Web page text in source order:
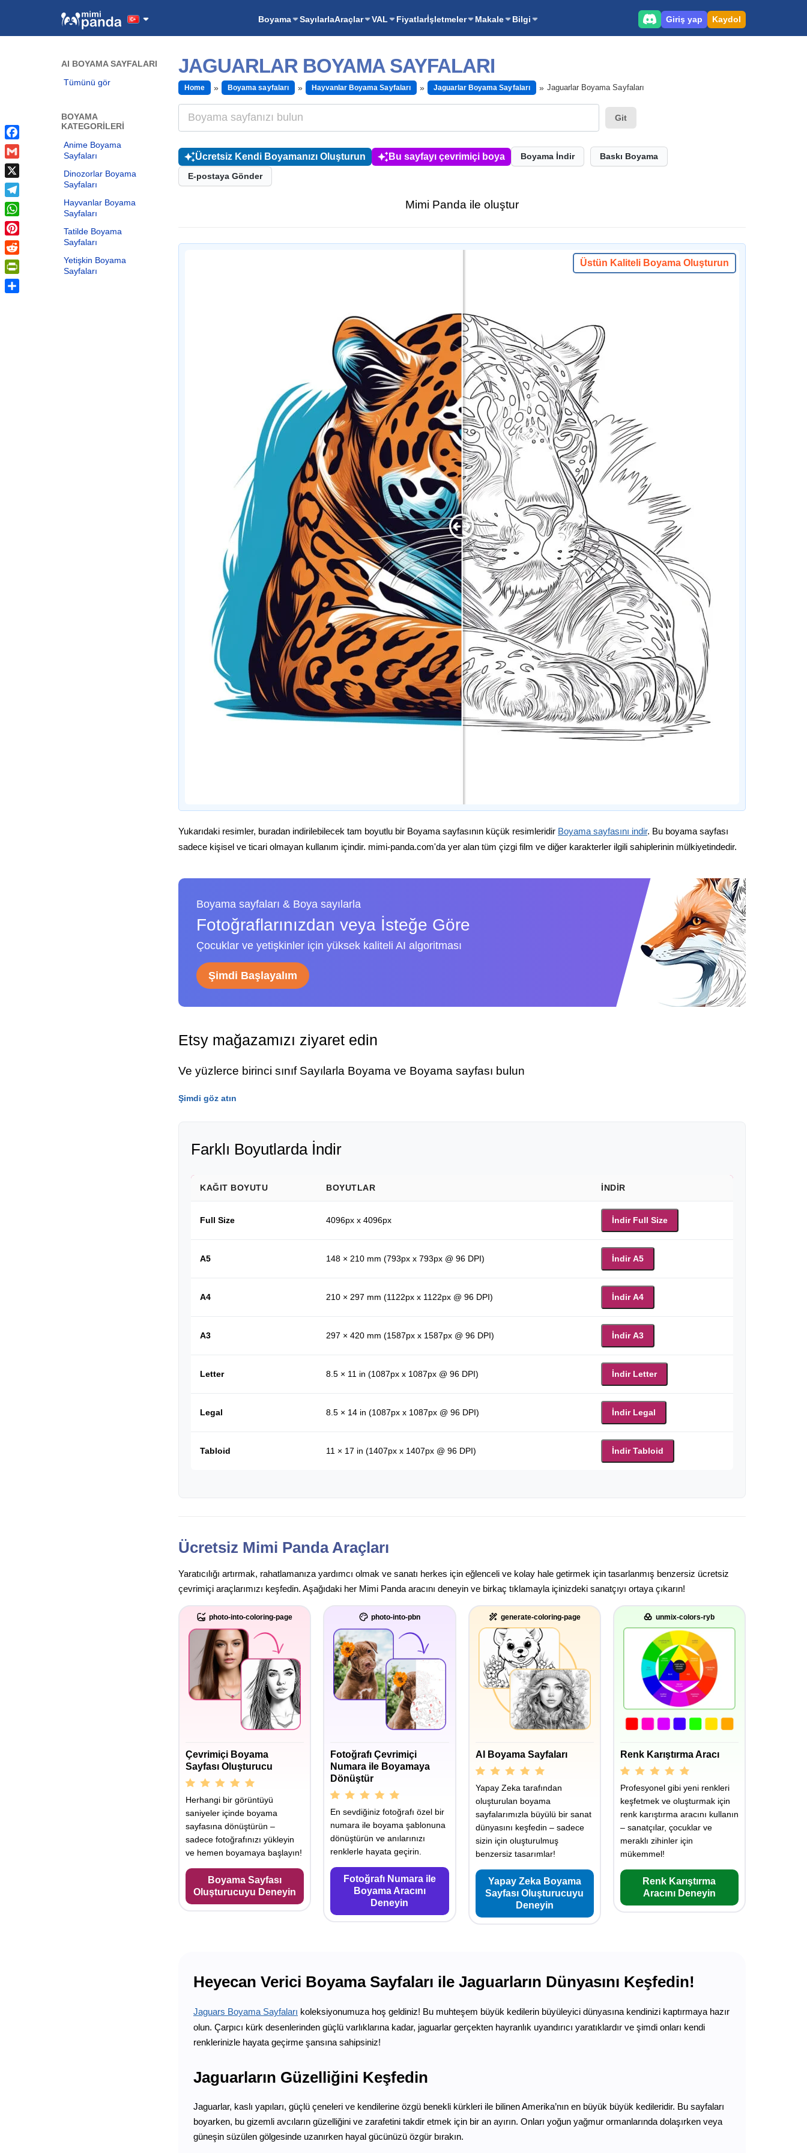
Boyama SayılarlaAraçlar VAL Fiyatlarİşletmeler Makale Bilgi Giriş yap Kaydol
AI BOYAMA SAYFALARI
Tümünü gör
BOYAMA
KATEGORILERI
Anime Boyama
Sayfaları
Dinozorlar Boyama
Sayfaları
Hayvanlar Boyama
Sayfaları
Tatilde Boyama
Sayfaları
Yetişkin Boyama
Sayfaları
JAGUARLAR BOYAMA SAYFALARI
Home Boyama sayfaları Hayvanlar Boyama Sayfaları Jaguarlar Boyama Sayfaları Jaguarlar Boyama Sayfaları
Git
Ücretsiz Kendi Boyamanızı Oluşturun Bu sayfayı çevrimiçi boya Boyama İndir Baskı Boyama
E-postaya Gönder
Mimi Panda ile oluştur
Üstün Kaliteli Boyama Oluşturun
Yukarıdaki resimler, buradan indirilebilecek tam boyutlu bir Boyama sayfasının küçük resimleridir Boyama sayfasını indir. Bu boyama sayfası
sadece kişisel ve ticari olmayan kullanım içindir. mimi-panda.com'da yer alan tüm çizgi film ve diğer karakterler ilgili sahiplerinin mülkiyetindedir.
Boyama sayfaları & Boya sayılarla
Fotoğraflarınızdan veya İsteğe Göre
Çocuklar ve yetişkinler için yüksek kaliteli AI algoritması
Şimdi Başlayalım
Etsy mağazamızı ziyaret edin
Ve yüzlerce birinci sınıf Sayılarla Boyama ve Boyama sayfası bulun
Şimdi göz atın
Farklı Boyutlarda İndir
KAĞIT BOYUTU BOYUTLAR İNDIR
Full Size 4096px x 4096px İndir Full Size
A5 148 × 210 mm (793px x 793px @ 96 DPI) İndir A5
A4 210 × 297 mm (1122px x 1122px @ 96 DPI) İndir A4
A3 297 × 420 mm (1587px x 1587px @ 96 DPI) İndir A3
Letter 8.5 × 11 in (1087px x 1087px @ 96 DPI) İndir Letter
Legal 8.5 × 14 in (1087px x 1087px @ 96 DPI) İndir Legal
Tabloid 11 × 17 in (1407px x 1407px @ 96 DPI) İndir Tabloid
Ücretsiz Mimi Panda Araçları
Yaratıcılığı artırmak, rahatlamanıza yardımcı olmak ve sanatı herkes için eğlenceli ve kolay hale getirmek için tasarlanmış benzersiz ücretsiz
çevrimiçi araçlarımızı keşfedin. Aşağıdaki her Mimi Panda aracını deneyin ve birkaç tıklamayla içinizdeki sanatçıyı ortaya çıkarın!
photo-into-coloring-page
Çevrimiçi Boyama
Sayfası Oluşturucu
Herhangi bir görüntüyü
saniyeler içinde boyama
sayfasına dönüştürün –
sadece fotoğrafınızı yükleyin
ve hemen boyamaya başlayın!
Boyama Sayfası
Oluşturucuyu Deneyin
photo-into-pbn
Fotoğrafı Çevrimiçi
Numara ile Boyamaya
Dönüştür
En sevdiğiniz fotoğrafı özel bir
numara ile boyama şablonuna
dönüştürün ve anılarınızı
renklerle hayata geçirin.
Fotoğrafı Numara ile
Boyama Aracını
Deneyin
generate-coloring-page
AI Boyama Sayfaları
Yapay Zeka tarafından
oluşturulan boyama
sayfalarımızla büyülü bir sanat
dünyasını keşfedin – sadece
sizin için oluşturulmuş
benzersiz tasarımlar!
Yapay Zeka Boyama
Sayfası Oluşturucuyu
Deneyin
unmix-colors-ryb
Renk Karıştırma Aracı
Profesyonel gibi yeni renkleri
keşfetmek ve oluşturmak için
renk karıştırma aracını kullanın
– sanatçılar, çocuklar ve
meraklı zihinler için
mükemmel!
Renk Karıştırma
Aracını Deneyin
Heyecan Verici Boyama Sayfaları ile Jaguarların Dünyasını Keşfedin!
Jaguars Boyama Sayfaları koleksiyonumuza hoş geldiniz! Bu muhteşem büyük kedilerin büyüleyici dünyasına kendinizi kaptırmaya hazır
olun. Çarpıcı kürk desenlerinden güçlü varlıklarına kadar, jaguarlar gerçekten hayranlık uyandırıcı yaratıklardır ve şimdi onları kendi
renklerinizle hayata geçirme şansına sahipsiniz!
Jaguarların Güzelliğini Keşfedin
Jaguarlar, kaslı yapıları, güçlü çeneleri ve kendilerine özgü benekli kürkleri ile bilinen Amerika’nın en büyük büyük kedileridir. Bu sayfaları
boyarken, bu gizemli avcıların güzelliğini ve zarafetini takdir etmek için bir an ayırın. Onları yoğun yağmur ormanlarında dolaşırken veya
güneşin süzülen gölgesinde uzanırken hayal gücünüzü özgür bırakın.
Facebook
Gmail
X
Telegram
WhatsApp
Pinterest
Reddit
PrintFriendly